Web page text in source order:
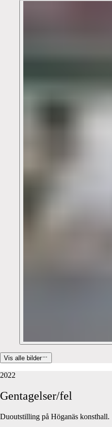
Vis alle bilder
2022
Gentagelser/fel
Duoutstilling på Höganäs konsthall.